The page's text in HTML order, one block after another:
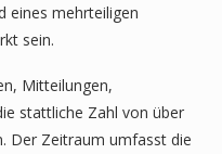
eines mehrteiligen
sein.
Mitteilungen,
stattliche Zahl von über
Der Zeitraum umfasst die